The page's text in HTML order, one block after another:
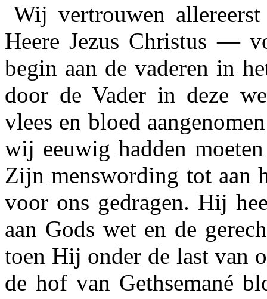
Wij vertrouwen
Heere Jezus Christus —
begin aan de vaderen in
door de Vader in deze
vlees en bloed
wij eeuwig hadden
Zijn menswording tot aan
voor ons gedragen. Hij
aan Gods wet en de
toen Hij onder de last van
de hof van Gethsemané